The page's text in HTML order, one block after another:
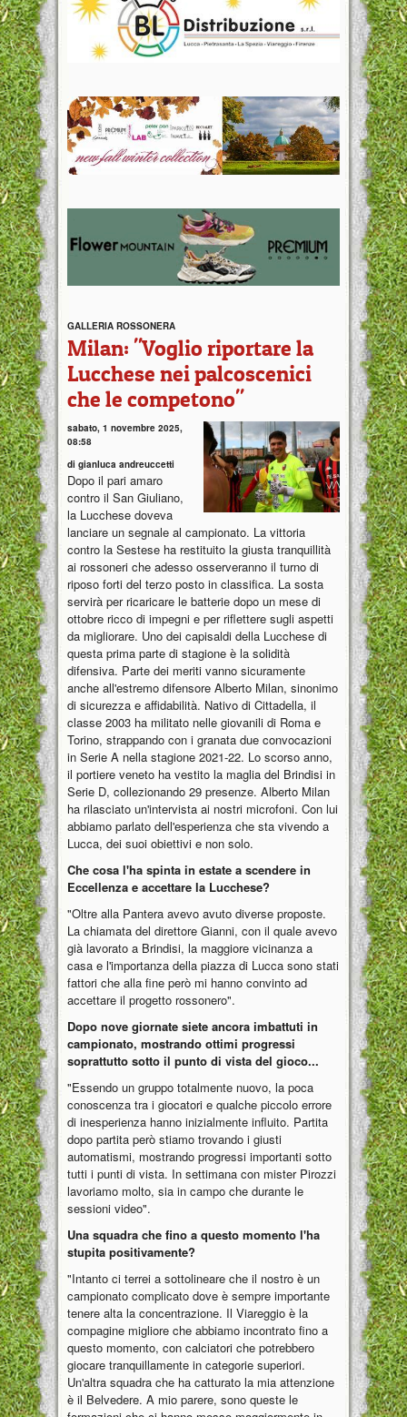
GALLERIA ROSSONERA
Milan: "Voglio riportare la
Lucchese nei palcoscenici
che le competono"
sabato, 1 novembre 2025,
08:58
di gianluca andreuccetti
Dopo il pari amaro
contro il San Giuliano,
la Lucchese doveva
lanciare un segnale al campionato. La vittoria
contro la Sestese ha restituito la giusta tranquillità
ai rossoneri che adesso osserveranno il turno di
riposo forti del terzo posto in classifica. La sosta
servirà per ricaricare le batterie dopo un mese di
ottobre ricco di impegni e per riflettere sugli aspetti
da migliorare. Uno dei capisaldi della Lucchese di
questa prima parte di stagione è la solidità
difensiva. Parte dei meriti vanno sicuramente
anche all'estremo difensore Alberto Milan, sinonimo
di sicurezza e affidabilità. Nativo di Cittadella, il
classe 2003 ha militato nelle giovanili di Roma e
Torino, strappando con i granata due convocazioni
in Serie A nella stagione 2021-22. Lo scorso anno,
il portiere veneto ha vestito la maglia del Brindisi in
Serie D, collezionando 29 presenze. Alberto Milan
ha rilasciato un'intervista ai nostri microfoni. Con lui
abbiamo parlato dell'esperienza che sta vivendo a
Lucca, dei suoi obiettivi e non solo.
Che cosa l'ha spinta in estate a scendere in
Eccellenza e accettare la Lucchese?
"Oltre alla Pantera avevo avuto diverse proposte.
La chiamata del direttore Gianni, con il quale avevo
già lavorato a Brindisi, la maggiore vicinanza a
casa e l'importanza della piazza di Lucca sono stati
fattori che alla fine però mi hanno convinto ad
accettare il progetto rossonero".
Dopo nove giornate siete ancora imbattuti in
campionato, mostrando ottimi progressi
soprattutto sotto il punto di vista del gioco...
"Essendo un gruppo totalmente nuovo, la poca
conoscenza tra i giocatori e qualche piccolo errore
di inesperienza hanno inizialmente influito. Partita
dopo partita però stiamo trovando i giusti
automatismi, mostrando progressi importanti sotto
tutti i punti di vista. In settimana con mister Pirozzi
lavoriamo molto, sia in campo che durante le
sessioni video".
Una squadra che fino a questo momento l'ha
stupita positivamente?
"Intanto ci terrei a sottolineare che il nostro è un
campionato complicato dove è sempre importante
tenere alta la concentrazione. Il Viareggio è la
compagine migliore che abbiamo incontrato fino a
questo momento, con calciatori che potrebbero
giocare tranquillamente in categorie superiori.
Un'altra squadra che ha catturato la mia attenzione
è il Belvedere. A mio parere, sono queste le